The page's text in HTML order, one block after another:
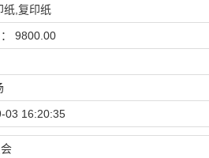
纸,复印纸
9800.00
03 16:20:35